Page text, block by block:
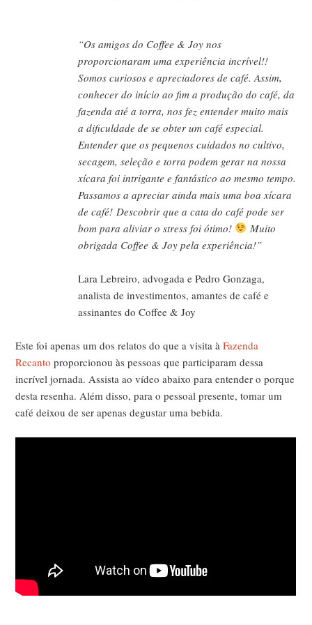
“Os amigos do Coffee & Joy nos
proporcionaram uma experiência incrível!!
Somos curiosos e apreciadores de café. Assim,
conhecer do início ao fim a produção do café, da
fazenda até a torra, nos fez entender muito mais
a dificuldade de se obter um café especial.
Entender que os pequenos cuidados no cultivo,
secagem, seleção e torra podem gerar na nossa
xícara foi intrigante e fantástico ao mesmo tempo.
Passamos a apreciar ainda mais uma boa xícara
de café! Descobrir que a cata do café pode ser
bom para aliviar o stress foi ótimo!
Muito
obrigada Coffee & Joy pela experiência!”
Lara Lebreiro, advogada e Pedro Gonzaga,
analista de investimentos, amantes de café e
assinantes do Coffee & Joy
Este foi apenas um dos relatos do que a visita àFazenda
Recanto proporcionou às pessoas que participaram dessa
incrível jornada. Assista ao vídeo abaixo para entender o porque
desta resenha. Além disso, para o pessoal presente, tomar um
café deixou de ser apenas degustar uma bebida.